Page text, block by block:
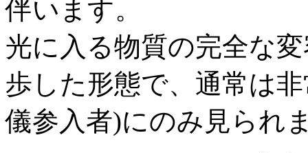
伴います。
光に入る物質の完全な
歩した形態で、通常は
儀参入者)にのみ見られ